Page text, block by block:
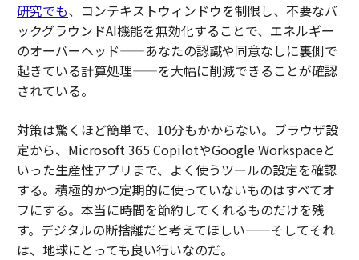
研究でも、コンテキストウィンドウを制限し、不要なバ
ックグラウンドAI機能を無効化することで、エネルギー
のオーバーヘッド——あなたの認識や同意なしに裏側で
起きている計算処理——を大幅に削減できることが確認
されている。
対策は驚くほど簡単で、10分もかからない。ブラウザ設
定から、Microsoft 365 CopilotやGoogle Workspaceと
いった生産性アプリまで、よく使うツールの設定を確認
する。積極的かつ定期的に使っていないものはすべてオ
フにする。本当に時間を節約してくれるものだけを残
す。デジタルの断捨離だと考えてほしい——そしてそれ
は、地球にとっても良い行いなのだ。